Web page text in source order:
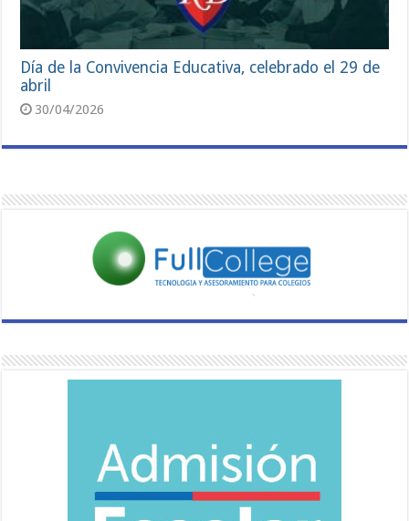
Día de la Convivencia Educativa, celebrado el 29 de
abril
30/04/2026